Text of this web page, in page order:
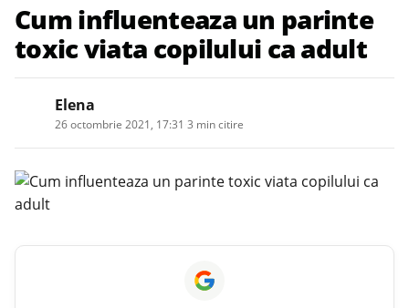
Cum influenteaza un parinte
toxic viata copilului ca adult
Elena
26 octombrie 2021, 17:31 3 min citire